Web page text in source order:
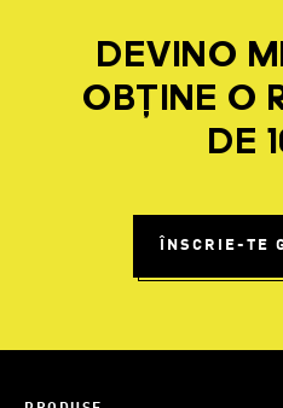
DEVINO
OBȚINE O
DE
ÎNSCRIE-TE